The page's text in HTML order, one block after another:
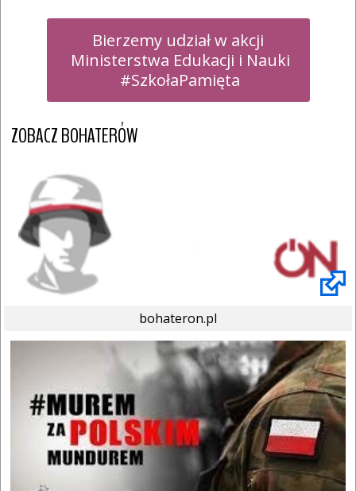
Bierzemy udział w akcji
#SzkołaPamięta
ZOBACZ BOHATERÓW
bohateron.pl